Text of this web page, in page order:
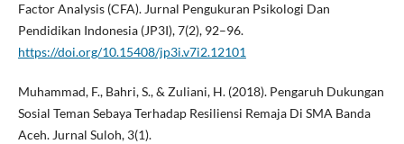
Factor Analysis (CFA). Jurnal Pengukuran Psikologi Dan
Pendidikan Indonesia (JP3I), 7(2), 92–96.
https://doi.org/10.15408/jp3i.v7i2.12101
Muhammad, F., Bahri, S., & Zuliani, H. (2018). Pengaruh Dukungan
Sosial Teman Sebaya Terhadap Resiliensi Remaja Di SMA Banda
Aceh. Jurnal Suloh, 3(1).